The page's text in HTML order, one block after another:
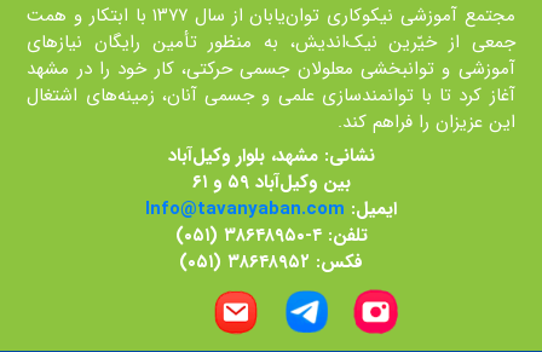
نشانی: مشهد، بلوار وکیل‌آباد
بین وکیل‌آباد ۵۹ و ۶۱
ایمیل: Info@tavanyaban.com
تلفن: ۴-۳۸۶۴۸۹۵۰ (۰۵۱)
فکس: ۳۸۶۴۸۹۵۲ (۰۵۱)
مجتمع آموزشی نیکوکاری توان‌یابان از سال ۱۳۷۷ با ابتکار و همت
جمعی از خيّرين نیک‌اندیش، به منظور تأمین رايگان نیازهای
آموزشی و توانبخشی معلولان جسمی حرکتی، کار خود را در مشهد
آغاز کرد تا با توانمند‌سازی علمی و جسمی آنان، زمينه‌های اشتغال
اين عزيزان را فراهم کند.